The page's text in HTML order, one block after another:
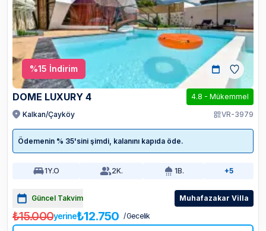
%15 İndirim
DOME LUXURY 4 4.8 - Mükemmel
Kalkan/Çayköy
VR-3979
Ödemenin % 35'sini şimdi, kalanını kapıda öde.
1Y.O 2K. 1B. +5
Güncel Takvim Muhafazakar Villa
₺15.000yerine₺12.750 / Gecelik